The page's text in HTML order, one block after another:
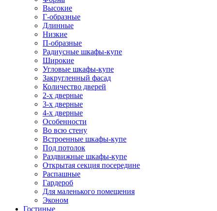
Высокие
Г-образные
Длинные
Низкие
П-образные
Радиусные шкафы-купе
Широкие
Угловые шкафы-купе
Закругленный фасад
Количество дверей
2-х дверные
3-х дверные
4-х дверные
Особенности
Во всю стену
Встроенные шкафы-купе
Под потолок
Раздвижные шкафы-купе
Открытая секция посередине
Распашные
Гардероб
Для маленького помещения
Эконом
Гостиные